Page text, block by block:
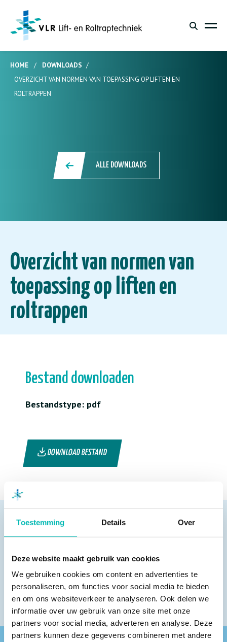
Toestemming Details Over
Deze website maakt gebruik van cookies
We gebruiken cookies om content en advertenties te
personaliseren, om functies voor social media te bieden
en om ons websiteverkeer te analyseren. Ook delen we
informatie over uw gebruik van onze site met onze
partners voor social media, adverteren en analyse. Deze
partners kunnen deze gegevens combineren met andere
HOME / DOWNLOADS /
OVERZICHT VAN NORMEN VAN TOEPASSING OP LIFTEN EN
ROLTRAPPEN
ALLE DOWNLOADS
Overzicht van normen van
toepassing op liften en
roltrappen
Bestand downloaden
Bestandstype: pdf
DOWNLOAD BESTAND